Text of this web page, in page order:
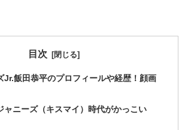
目次
Jr.飯田恭平のプロフィールや経歴！顔画
ャニーズ（キスマイ）時代がかっこい